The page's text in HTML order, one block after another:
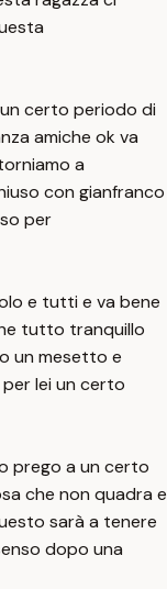
certo periodo di
amiche ok va
a
con gianfranco
per
e tutti e va bene
tutto tranquillo
un mesetto e
lei un certo
prego a un certo
che non quadra e
sarà a tenere
dopo una